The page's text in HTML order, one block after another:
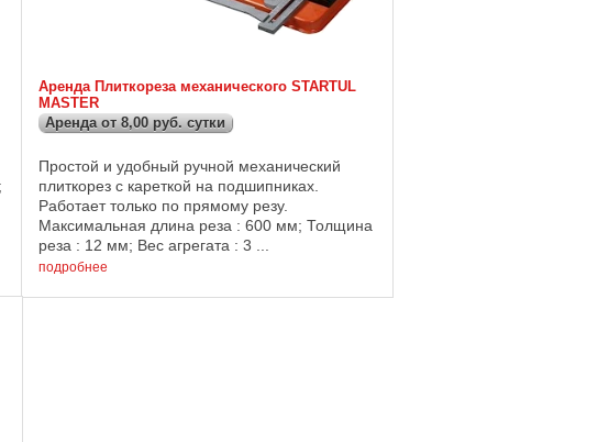
Аренда Плиткореза механического STARTUL
MASTER
Аренда от 8,00 руб. сутки
Простой и удобный ручной механический
плиткорез с кареткой на подшипниках.
Работает только по прямому резу.
Максимальная длина реза : 600 мм; Толщина
реза : 12 мм; Вес агрегата : 3 ...
подробнее